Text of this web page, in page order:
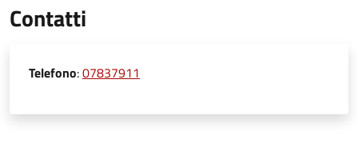
Contatti
Telefono:07837911